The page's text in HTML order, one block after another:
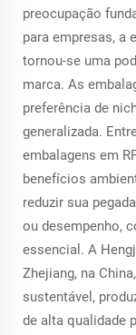
preocupação
para empresas, a
tornou-se uma
marca. As
preferência de
generalizada.
embalagens em
benefícios
reduzir sua
ou desempenho,
essencial. A
Zhejiang, na
sustentável,
de alta qualidade